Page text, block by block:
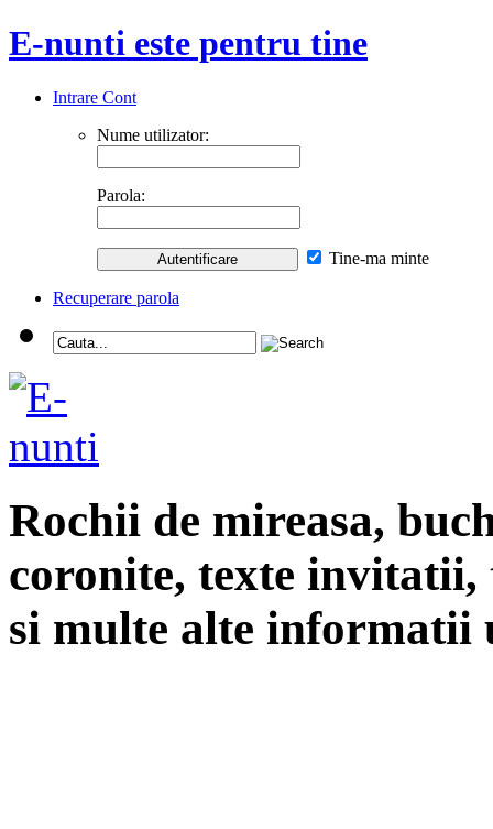
E-nunti este pentru tine
Intrare Cont
Nume utilizator:
Parola:
Tine-ma minte
Recuperare parola
Rochii de mireasa,
coronite, texte
si multe alte informatii